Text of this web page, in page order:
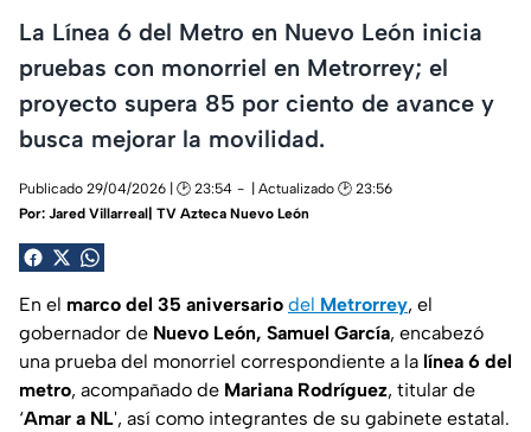
La Línea 6 del Metro en Nuevo León inicia
pruebas con monorriel en Metrorrey; el
proyecto supera 85 por ciento de avance y
busca mejorar la movilidad.
Publicado 29/04/2026 | 🕑 23:54
| Actualizado 🕑 23:56
Por: Jared Villarreal| TV Azteca Nuevo León
En el marco del 35 aniversario del Metrorrey, el
gobernador de Nuevo León, Samuel García, encabezó
una prueba del monorriel correspondiente a la línea 6 del
metro, acompañado de Mariana Rodríguez, titular de
‘Amar a NL', así como integrantes de su gabinete estatal.